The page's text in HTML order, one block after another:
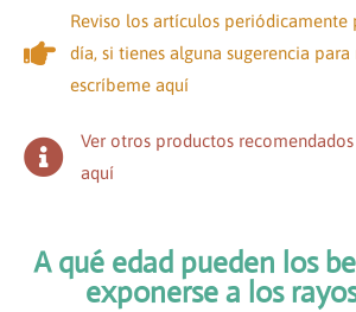
Reviso los artículos periódicamente
día, si tienes alguna sugerencia
escríbeme aquí
Ver otros productos
aquí
A qué edad pueden los
exponerse a los